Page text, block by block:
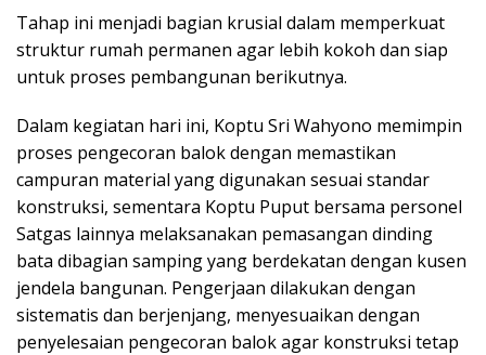
Tahap ini menjadi bagian krusial dalam memperkuat
struktur rumah permanen agar lebih kokoh dan siap
untuk proses pembangunan berikutnya.
Dalam kegiatan hari ini, Koptu Sri Wahyono memimpin
proses pengecoran balok dengan memastikan
campuran material yang digunakan sesuai standar
konstruksi, sementara Koptu Puput bersama personel
Satgas lainnya melaksanakan pemasangan dinding
bata dibagian samping yang berdekatan dengan kusen
jendela bangunan. Pengerjaan dilakukan dengan
sistematis dan berjenjang, menyesuaikan dengan
penyelesaian pengecoran balok agar konstruksi tetap